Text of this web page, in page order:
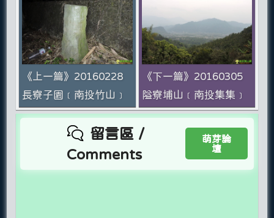
《上一篇》20160228
長寮子園﹝南投竹山﹞
《下一篇》20160305
隘寮埔山﹝南投集集﹞
留言區 /
Comments
萌芽論
壇